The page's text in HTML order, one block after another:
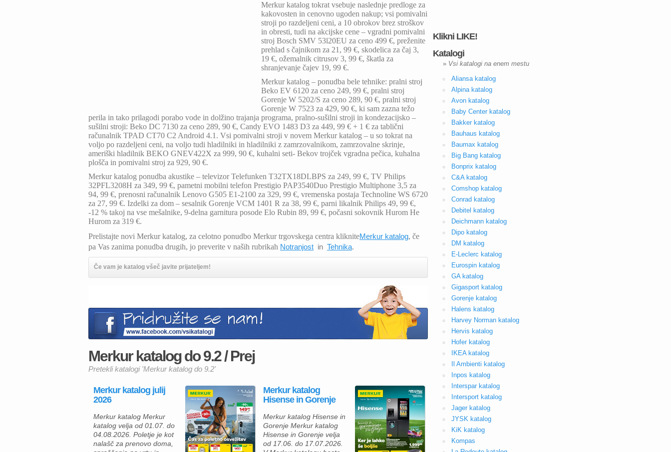
Merkur katalog tokrat vsebuje naslednje predloge za
kakovosten in cenovno ugoden nakup; vsi pomivalni
stroji po razdeljeni ceni, a 10 obrokov brez stroškov
in obresti, tudi na akcijske cene – vgradni pomivalni
stroj Bosch SMV 53l20EU za ceno 499 €, preženite
prehlad s čajnikom za 21, 99 €, skodelica za čaj 3,
19 €, ožemalnik citrusov 3, 99 €, škatla za
shranjevanje čajev 19, 99 €.
Merkur katalog – ponudba bele tehnike: pralni stroj
Beko EV 6120 za ceno 249, 99 €, pralni stroj
Gorenje W 5202/S za ceno 289, 90 €, pralni stroj
Gorenje W 7523 za 429, 90 €, ki sam zazna težo
perila in tako prilagodi porabo vode in dolžino trajanja programa, pralno-sušilni stroji in kondezacijsko –
sušilni stroji: Beko DC 7130 za ceno 289, 90 €, Candy EVO 1483 D3 za 449, 99 € + 1 € za tablični
računalnik TPAD CT70 C2 Android 4.1. Vsi pomivalni stroji v novem Merkur katalog – u so tokrat na
voljo po razdeljeni ceni, na voljo tudi hladilniki in hladilniki z zamrzovalnikom, zamrzovalne skrinje,
ameriški hladilnik BEKO GNEV422X za 999, 90 €, kuhalni seti- Bekov trojček vgradna pečica, kuhalna
plošča in pomivalni stroj za 929, 90 €.
Merkur katalog ponudba akustike – televizor Telefunken T32TX18DLBPS za 249, 99 €, TV Philips
32PFL3208H za 349, 99 €, pametni mobilni telefon Prestigio PAP3540Duo Prestigio Multiphone 3,5 za
94, 99 €, prenosni računalnik Lenovo G505 E1-2100 za 329, 99 €, vremenska postaja Technoline WS 6720
za 27, 99 €. Izdelki za dom – sesalnik Gorenje VCM 1401 R za 38, 99 €, parni likalnik Philips 49, 99 €,
-12 % takoj na vse mešalnike, 9-delna garnitura posode Elo Rubin 89, 99 €, počasni sokovnik Hurom He
Hurom za 319 €.
Prelistajte novi Merkur katalog, za celotno ponudbo Merkur trgovskega centra klikniteMerkur katalog, če
pa Vas zanima ponudba drugih, jo preverite v naših rubrikah Notranjost in Tehnika.
Če vam je katalog všeč javite prijateljem!
Merkur katalog do 9.2 / Prej
Pretekli katalogi 'Merkur katalog do 9.2'
Merkur katalog julij
2026
Merkur katalog Merkur
katalog velja od 01.07. do
04.08.2026. Poletje je kot
nalašč za prenovo doma,
Merkur katalog
Hisense in Gorenje
Merkur katalog Hisense in
Gorenje Merkur katalog
Hisense in Gorenje velja
od 17.06. do 17.07.2026.
Klikni LIKE!
Katalogi
» Vsi katalogi na enem mestu
Aliansa katalog
Alpina katalog
Avon katalog
Baby Center katalog
Bakker katalog
Bauhaus katalog
Baumax katalog
Big Bang katalog
Bonprix katalog
C&A katalog
Comshop katalog
Conrad katalog
Debitel katalog
Deichmann katalog
Dipo katalog
DM katalog
E-Leclerc katalog
Eurospin katalog
GA katalog
Gigasport katalog
Gorenje katalog
Halens katalog
Harvey Norman katalog
Hervis katalog
Hofer katalog
IKEA katalog
Il Ambienti katalog
Inpos katalog
Interspar katalog
Intersport katalog
Jager katalog
JYSK katalog
KiK katalog
Kompas